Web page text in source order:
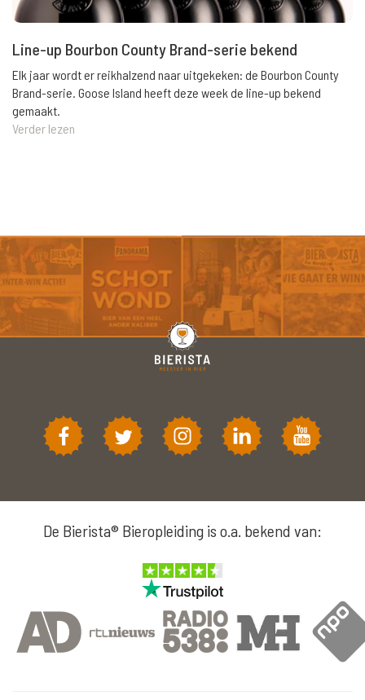
Line-up Bourbon County Brand-serie bekend
Elk jaar wordt er reikhalzend naar uitgekeken: de Bourbon County
Brand-serie. Goose Island heeft deze week de line-up bekend
gemaakt.
Verder lezen
De Bierista® Bieropleiding is o.a. bekend van: